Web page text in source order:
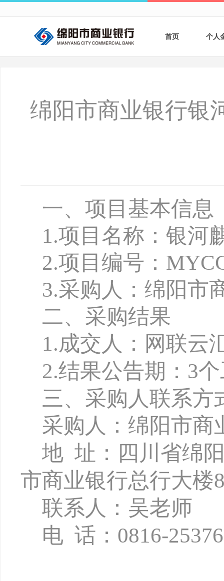
首页 个人
银
绵阳市商业银行银
一、项目基本信息
1.项目名称：银河
2.项目编号：
3.采购人：绵阳市
二、采购结果
1.成交人：网联云
2.结果公告期： 3
三、采购人联系方
采购人：绵阳市商
地 址：四川省绵
市商业银行总行大楼
联系人：吴老师
电 话： 0816-